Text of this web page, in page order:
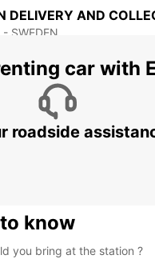
- SWEDEN
car with
roadside
know
you bring at the station ?